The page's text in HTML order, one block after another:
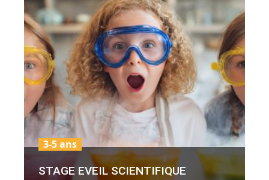
STAGE EVEIL SCIENTIFIQUE
3-5 ans